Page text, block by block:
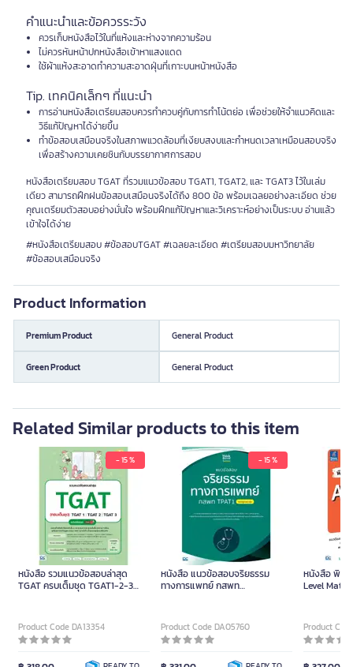
คำแนะนำและข้อควรระวัง
ควรเก็บหนังสือไว้ในที่แห้งและห่างจากความร้อน
ไม่ควรหันหน้าปกหนังสือเข้าหาแสงแดด
ใช้ผ้าแห้งสะอาดทำความสะอาดฝุ่นที่เกาะบนหน้าหนังสือ
Tip. เทคนิคเล็กๆ ที่แนะนำ
การอ่านหนังสือเตรียมสอบควรทำควบคู่กับการทำโน้ตย่อ เพื่อช่วยให้จำแนวคิดและ
วิธีแก้ปัญหาได้ง่ายขึ้น
ทำข้อสอบเสมือนจริงในสภาพแวดล้อมที่เงียบสงบและกำหนดเวลาเหมือนสอบจริง
เพื่อสร้างความเคยชินกับบรรยากาศการสอบ
หนังสือเตรียมสอบ TGAT ที่รวมแนวข้อสอบ TGAT1, TGAT2, และ TGAT3 ไว้ในเล่ม
เดียว สามารถฝึกฝนข้อสอบเสมือนจริงได้ถึง 800 ข้อ พร้อมเฉลยอย่างละเอียด ช่วย
คุณเตรียมตัวสอบอย่างมั่นใจ พร้อมฝึกแก้ปัญหาและวิเคราะห์อย่างเป็นระบบ อ่านแล้ว
เข้าใจได้ง่าย
#หนังสือเตรียมสอบ #ข้อสอบTGAT #เฉลยละเอียด #เตรียมสอบมหาวิทยาลัย
#ข้อสอบเสมือนจริง
Product Information
Premium Product General Product
Green Product General Product
Related Similar products to this item
- 15 %
หนังสือ รวมแนวข้อสอบล่าสุด
TGAT ครบเต็มชุด TGAT1-2-3
Product Code DA13354
- 15 %
หนังสือ แนวข้อสอบจริยธรรม
ทางการแพทย์ กสพท
Product Code DA05760
หนังสือ พิชิต
Level Math 1
Product